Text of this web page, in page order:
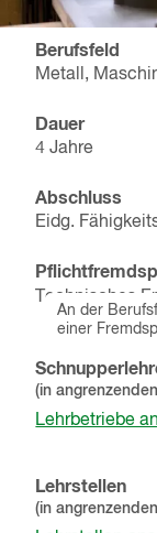
Berufsfeld
Metall,
Dauer
4 Jahre
Abschluss
Eidg.
An der
einer
Technisches
(in
Lehrbetriebe
Lehrstellen
(in